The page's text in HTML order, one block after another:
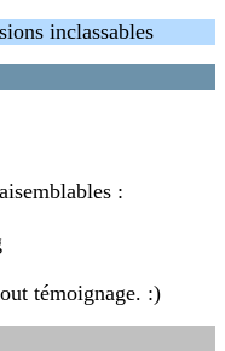
inclassables
:
témoignage. :)